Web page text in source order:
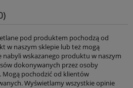
pod produktem pochodzą od
w naszym sklepie lub też mogą
wskazanego produktu w naszym
dokonywanych przez osoby
pochodzić od klientów
Wyświetlamy wszystkie opinie